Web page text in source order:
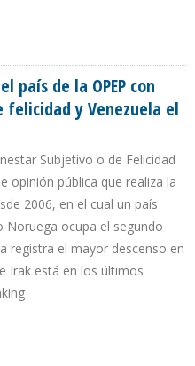
país de la OPEP con
felicidad y Venezuela el
Subjetivo o de Felicidad
opinión pública que realiza la
2006, en el cual un país
Noruega ocupa el segundo
registra el mayor descenso en
Irak está en los últimos